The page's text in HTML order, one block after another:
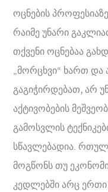
ოცნების
რაიმე უნარი
თქვენი ოცნებაა
„მორცხვი“ ხართ და
გაგიჭირდებათ, არ
აქტივობების
გამოსვლის
სწავლებადია.
მოგწონს თუ
კედლებში არც ერთი